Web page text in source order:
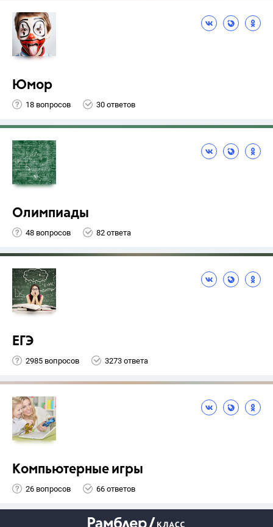
Юмор
18 вопросов 30 ответов
Олимпиады
48 вопросов 82 ответа
ЕГЭ
2985 вопросов 3273 ответа
Компьютерные игры
26 вопросов 66 ответов